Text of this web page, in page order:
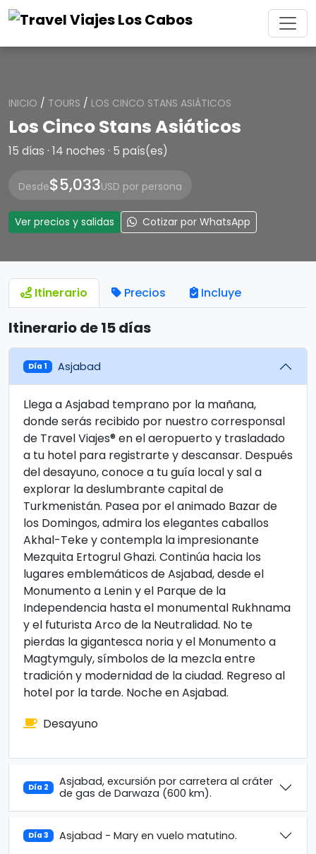
INICIO / TOURS / LOS CINCO STANS ASIÁTICOS
Los Cinco Stans Asiáticos
15 días · 14 noches · 5 país(es)
Desde$5,033USD por persona
Ver precios y salidas Cotizar por WhatsApp
Itinerario Precios Incluye
Itinerario de 15 días
Día 1 Asjabad
Llega a Asjabad temprano por la mañana,
donde serás recibido por nuestro corresponsal
de Travel Viajes® en el aeropuerto y trasladado
a tu hotel para registrarte y descansar. Después
del desayuno, conoce a tu guía local y sal a
explorar la deslumbrante capital de
Turkmenistán. Pasea por el animado Bazar de
los Domingos, admira los elegantes caballos
Akhal-Teke y contempla la impresionante
Mezquita Ertogrul Ghazi. Continúa hacia los
lugares emblemáticos de Asjabad, desde el
Monumento a Lenin y el Parque de la
Independencia hasta el monumental Rukhnama
y el futurista Arco de la Neutralidad. No te
pierdas la gigantesca noria y el Monumento a
Magtymguly, símbolos de la mezcla entre
tradición y modernidad de la ciudad. Regreso al
hotel por la tarde. Noche en Asjabad.
Desayuno
Día 2
Asjabad, excursión por carretera al cráter
de gas de Darwaza (600 km).
Día 3 Asjabad - Mary en vuelo matutino.